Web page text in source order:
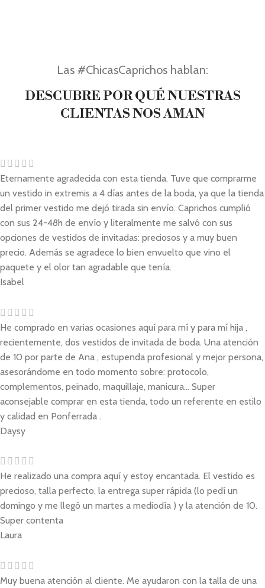
Las #ChicasCaprichos hablan:
DESCUBRE POR QUÉ NUESTRAS
CLIENTAS NOS AMAN
Eternamente agradecida con esta tienda. Tuve que comprarme
un vestido in extremis a 4 días antes de la boda, ya que la tienda
del primer vestido me dejó tirada sin envío. Caprichos cumplió
con sus 24-48h de envío y literalmente me salvó con sus
opciones de vestidos de invitadas: preciosos y a muy buen
precio. Además se agradece lo bien envuelto que vino el
paquete y el olor tan agradable que tenía.
Isabel
He comprado en varias ocasiones aquí para mí y para mí hija ,
recientemente, dos vestidos de invitada de boda. Una atención
de 10 por parte de Ana , estupenda profesional y mejor persona,
asesorándome en todo momento sobre: protocolo,
complementos, peinado, maquillaje, manicura... Super
aconsejable comprar en esta tienda, todo un referente en estilo
y calidad en Ponferrada .
Daysy
He realizado una compra aquí y estoy encantada. El vestido es
precioso, talla perfecto, la entrega super rápida (lo pedí un
domingo y me llegó un martes a mediodía ) y la atención de 10.
Super contenta
Laura
Muy buena atención al cliente. Me ayudaron con la talla de una